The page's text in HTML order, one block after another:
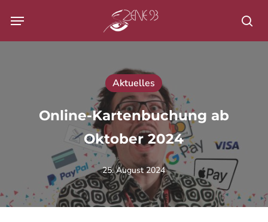
Menu
Aktuelles
Online-Kartenbuchung ab
Oktober 2024
25. August 2024